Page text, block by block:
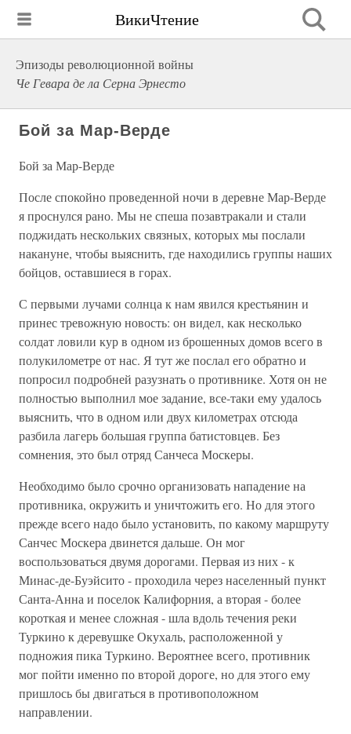
ВикиЧтение
Эпизоды революционной войны
Че Гевара де ла Серна Эрнесто
Бой за Мар-Верде
Бой за Мар-Верде
После спокойно проведенной ночи в деревне Мар-Верде
я проснулся рано. Мы не спеша позавтракали и стали
поджидать нескольких связных, которых мы послали
накануне, чтобы выяснить, где находились группы наших
бойцов, оставшиеся в горах.
С первыми лучами солнца к нам явился крестьянин и
принес тревожную новость: он видел, как несколько
солдат ловили кур в одном из брошенных домов всего в
полукилометре от нас. Я тут же послал его обратно и
попросил подробней разузнать о противнике. Хотя он не
полностью выполнил мое задание, все-таки ему удалось
выяснить, что в одном или двух километрах отсюда
разбила лагерь большая группа батистовцев. Без
сомнения, это был отряд Санчеса Москеры.
Необходимо было срочно организовать нападение на
противника, окружить и уничтожить его. Но для этого
прежде всего надо было установить, по какому маршруту
Санчес Москера двинется дальше. Он мог
воспользоваться двумя дорогами. Первая из них - к
Минас-де-Буэйсито - проходила через населенный пункт
Санта-Анна и поселок Калифорния, а вторая - более
короткая и менее сложная - шла вдоль течения реки
Туркино к деревушке Окухаль, расположенной у
подножия пика Туркино. Вероятнее всего, противник
мог пойти именно по второй дороге, но для этого ему
пришлось бы двигаться в противоположном
направлении.